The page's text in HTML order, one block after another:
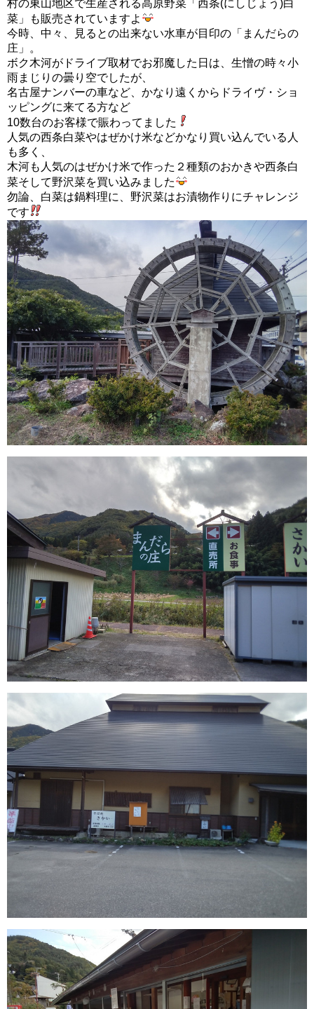
村の東山地区で生産される高原野菜「西条(にしじょう)白
菜」も販売されていますよ
今時、中々、見るとの出来ない水車が目印の「まんだらの
庄」。
ボク木河がドライブ取材でお邪魔した日は、生憎の時々小
雨まじりの曇り空でしたが、
名古屋ナンバーの車など、かなり遠くからドライヴ・ショ
ッピングに来てる方など
10数台のお客様で賑わってました
人気の西条白菜やはぜかけ米などかなり買い込んでいる人
も多く、
木河も人気のはぜかけ米で作った２種類のおかきや西条白
菜そして野沢菜を買い込みました
勿論、白菜は鍋料理に、野沢菜はお漬物作りにチャレンジ
です